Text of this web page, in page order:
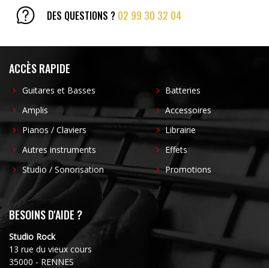
DES QUESTIONS ? 02 99 30 32 04
ACCÈS RAPIDE
Guitares et Basses
Amplis
Pianos / Claviers
Autres instruments
Studio / Sonorisation
Batteries
Accessoires
Librairie
Effets
Promotions
BESOINS D'AIDE ?
Studio Rock
13 rue du vieux cours
35000 - RENNES